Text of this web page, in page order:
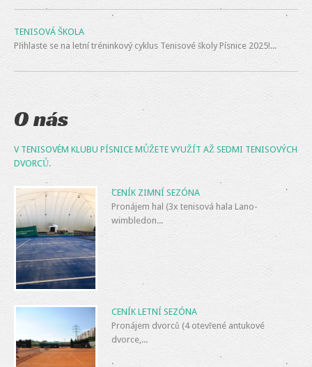
TENISOVÁ ŠKOLA
Přihlaste se na letní tréninkový cyklus Tenisové školy Písnice 2025!...
O nás
V TENISOVÉM KLUBU PÍSNICE MŮŽETE VYUŽÍT AŽ SEDMI TENISOVÝCH
DVORCŮ.
CENÍK ZIMNÍ SEZÓNA
Pronájem hal (3x tenisová hala Lano-
wimbledon...
CENÍK LETNÍ SEZÓNA
Pronájem dvorců (4 otevřené antukové
dvorce,...